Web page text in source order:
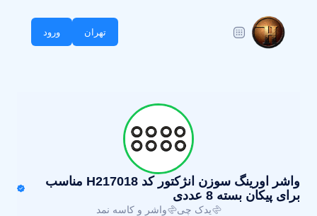
تهران ورود
واشر اورینگ سوزن انژکتور کد H217018 مناسب
برای پیکان بسته 8 عددی
یدک چی واشر و کاسه نمد